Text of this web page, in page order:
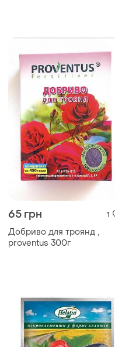
65 грн 1
Добриво для троянд ,
proventus 300г